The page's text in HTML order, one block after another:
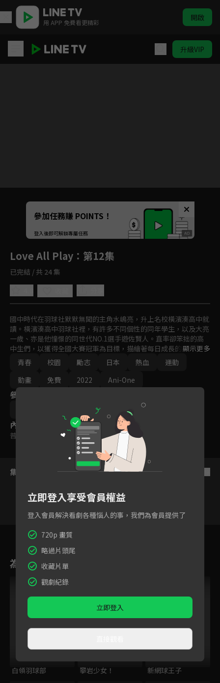
用 APP 免費看更精彩 開啟
升級VIP
Unmute
如有不便請見諒
參加任務賺 POINTS！
登入後即可解鎖專屬任務
Love All Play ：第12集
已完結 / 共 24 集
國中時代在羽球社默默無聞的主角水嶋亮，升上名校橫濱湊高中就
讀。橫濱湊高中羽球社裡，有許多不同個性的同年學生，以及大亮
一歲、亦是他憧憬的同世代NO.1選手遊佐賢人。直率卻笨拙的高
中生們，以獲得全國大賽冠軍為目標，描繪著每日成長的姿態，年
輕爽朗的青春故事！！
顯示更多
青春
校園 勵志 日本 熱血
運動
動畫
免費 2022 Ani-One
參與演員
內容標籤
普遍級
集數列表
10 11
為您推薦
白領羽球部 攀岩少女！ 新網球王子
立即登入享受會員權益
登入會員解決看劇各種惱人的事，我們為會員提供了
720p 畫質
略過片頭尾
收藏片單
觀劇紀錄
立即登入